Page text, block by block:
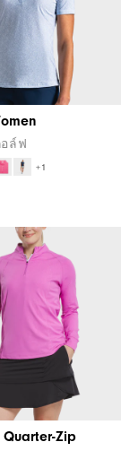
ล์ฟ
+1
Quarter-Zip